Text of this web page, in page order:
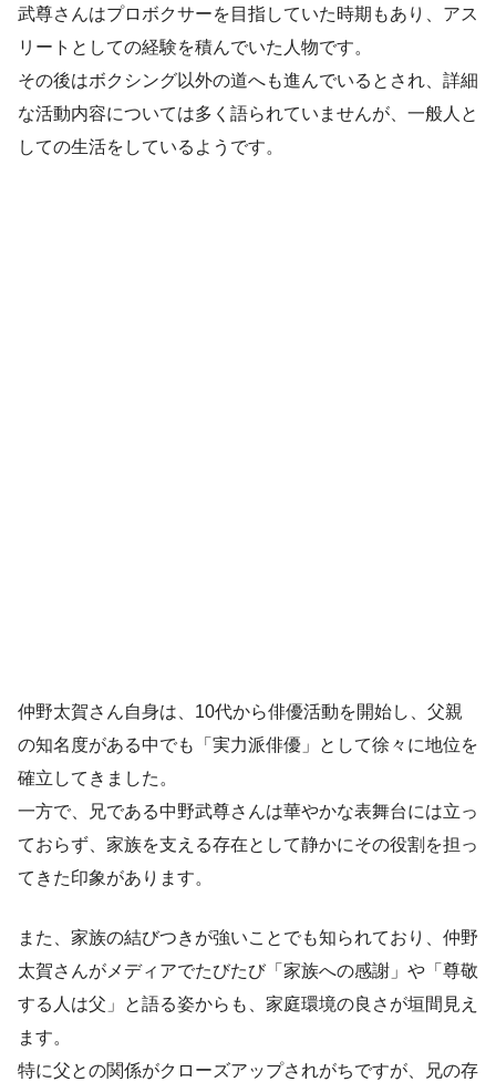
武尊さんはプロボクサーを目指していた時期もあり、アス
リートとしての経験を積んでいた人物です。
その後はボクシング以外の道へも進んでいるとされ、詳細
な活動内容については多く語られていませんが、一般人と
しての生活をしているようです。
仲野太賀さん自身は、10代から俳優活動を開始し、父親
の知名度がある中でも「実力派俳優」として徐々に地位を
確立してきました。
一方で、兄である中野武尊さんは華やかな表舞台には立っ
ておらず、家族を支える存在として静かにその役割を担っ
てきた印象があります。
また、家族の結びつきが強いことでも知られており、仲野
太賀さんがメディアでたびたび「家族への感謝」や「尊敬
する人は父」と語る姿からも、家庭環境の良さが垣間見え
ます。
特に父との関係がクローズアップされがちですが、兄の存